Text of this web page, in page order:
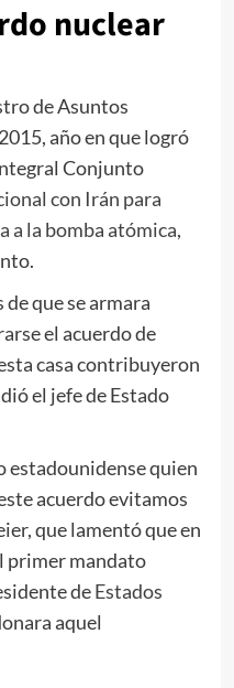
nuclear
de Asuntos
año en que logró
Conjunto
con Irán para
a la bomba atómica,
que se armara
el acuerdo de
casa contribuyeron
el jefe de Estado
estadounidense quien
acuerdo evitamos
que lamentó que en
primer mandato
deEstados
aquel